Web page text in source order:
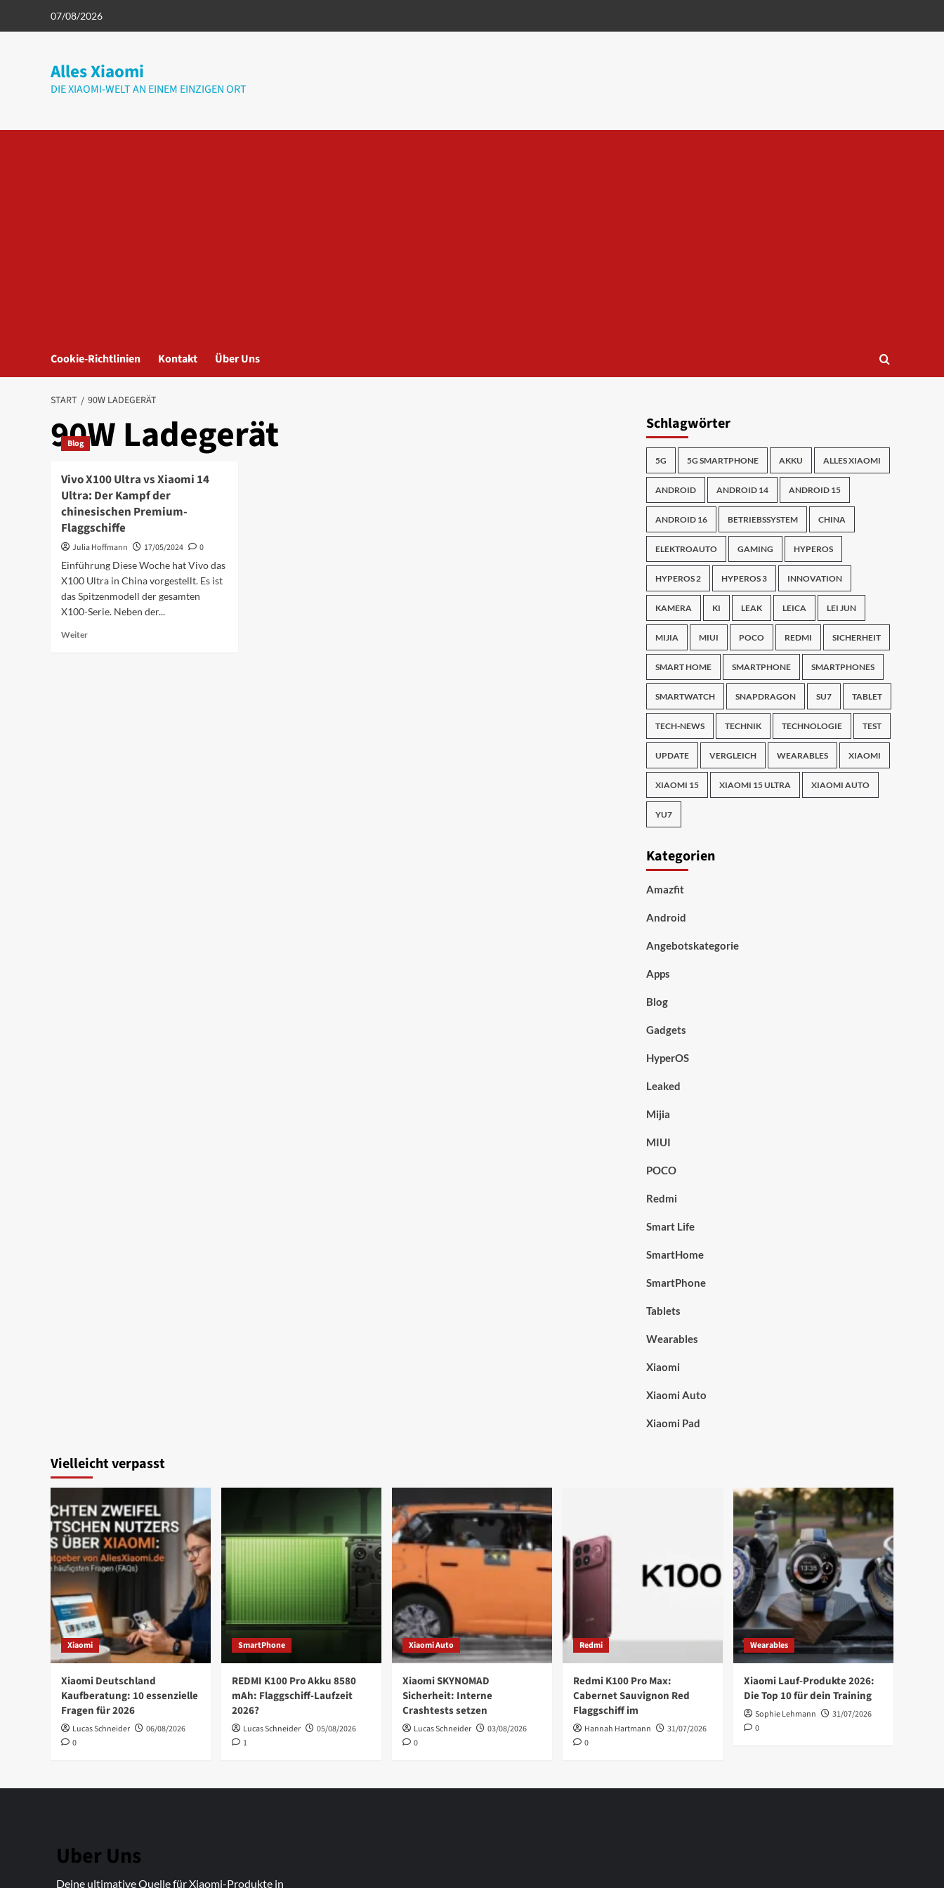
07/08/2026
Alles Xiaomi
DIE XIAOMI-WELT AN EINEM EINZIGEN ORT
Cookie-Richtlinien Kontakt Über Uns
START 90W LADEGERÄT
90W Ladegerät
Blog
Vivo X100 Ultra vs Xiaomi 14
Ultra: Der Kampf der
chinesischen Premium-
Flaggschiffe
Julia Hoffmann 17/05/2024
0
Einführung Diese Woche hat Vivo das
X100 Ultra in China vorgestellt. Es ist
das Spitzenmodell der gesamten
X100-Serie. Neben der...
WeiterMehr
Schlagwörter
5G 5G SMARTPHONE AKKU ALLES XIAOMI
ANDROID ANDROID 14 ANDROID 15
ANDROID 16 BETRIEBSSYSTEM CHINA
ELEKTROAUTO GAMING HYPEROS
HYPEROS 2 HYPEROS 3 INNOVATION
KAMERA KI LEAK LEICA LEI JUN
MIJIA MIUI POCO REDMI SICHERHEIT
SMART HOME SMARTPHONE SMARTPHONES
SMARTWATCH SNAPDRAGON SU7 TABLET
TECH-NEWS TECHNIK TECHNOLOGIE TEST
UPDATE VERGLEICH WEARABLES XIAOMI
XIAOMI 15 XIAOMI 15 ULTRA XIAOMI AUTO
YU7
Kategorien
Amazfit
Android
Angebotskategorie
Apps
Blog
Gadgets
HyperOS
Leaked
Mijia
MIUI
POCO
Redmi
Smart Life
SmartHome
SmartPhone
Tablets
Wearables
Xiaomi
Xiaomi Auto
Xiaomi Pad
Vielleicht verpasst
Xiaomi
Xiaomi Deutschland
Kaufberatung: 10 essenzielle
Fragen für 2026
Lucas Schneider
06/08/2026
0
SmartPhone
REDMI K100 Pro Akku 8580
mAh: Flaggschiff-Laufzeit
2026?
Lucas Schneider
05/08/2026
1
Xiaomi Auto
Xiaomi SKYNOMAD
Sicherheit: Interne
Crashtests setzen
Lucas Schneider
03/08/2026
0
Redmi
Redmi K100 Pro Max:
Cabernet Sauvignon Red
Flaggschiff im
Hannah Hartmann
31/07/2026
0
Wearables
Xiaomi Lauf-Produkte 2026:
Die Top 10 für dein Training
Sophie Lehmann
31/07/2026
0
Uber Uns
Deine ultimative Quelle für Xiaomi-Produkte in